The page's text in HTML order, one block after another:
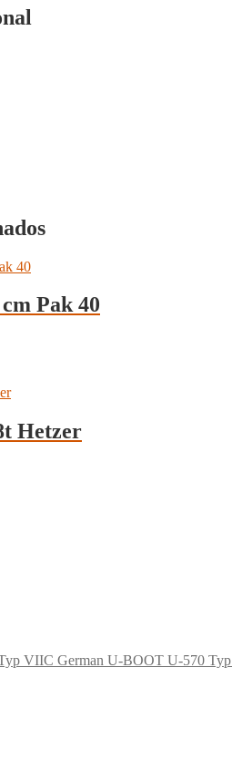
Pak 40
Hetzer
German U-BOOT U-570